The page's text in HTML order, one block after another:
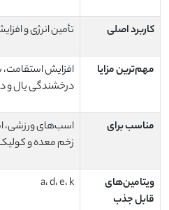
کاربرد اصلی تأمین انرژی و
مهم‌ترین مزایا
افزایش
درخشندگی یال و
مناسب برای
اسب‌های ورزشی،
زخم معده و
ویتامین‌های
قابل جذب
a، d، e، k